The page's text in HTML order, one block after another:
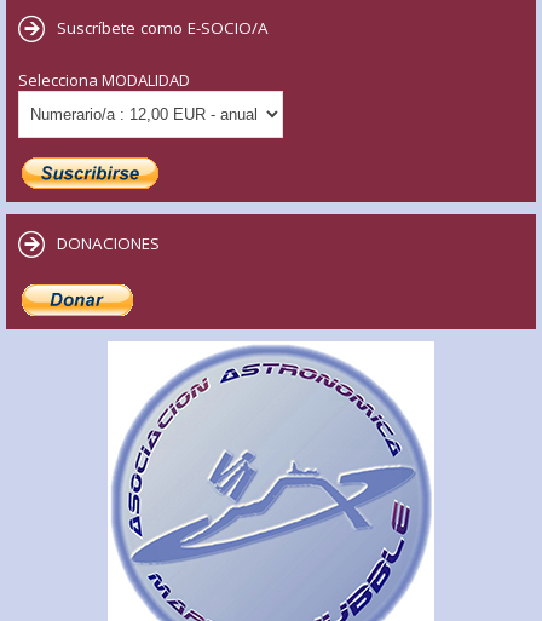
Suscríbete como E-SOCIO/A
Selecciona MODALIDAD
DONACIONES